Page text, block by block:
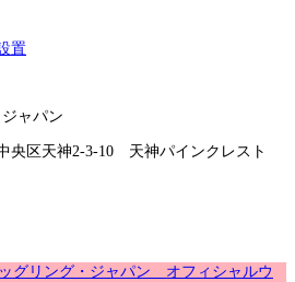
置
ャパン
央区天神2-3-10 天神パインクレスト
グリング・ジャパン オフィシャルウ